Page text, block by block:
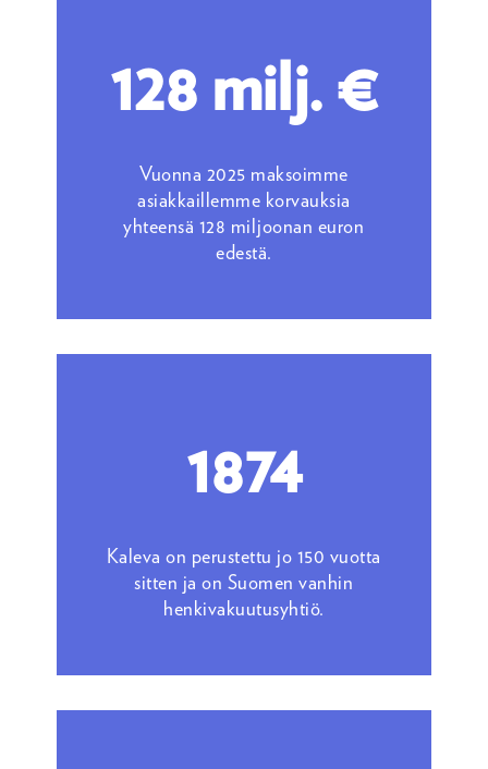
128 milj. €
Vuonna 2025 maksoimme
asiakkaillemme korvauksia
yhteensä 128 miljoonan euron
edestä.
1874
Kaleva on perustettu jo 150 vuotta
sitten ja on Suomen vanhin
henkivakuutusyhtiö.